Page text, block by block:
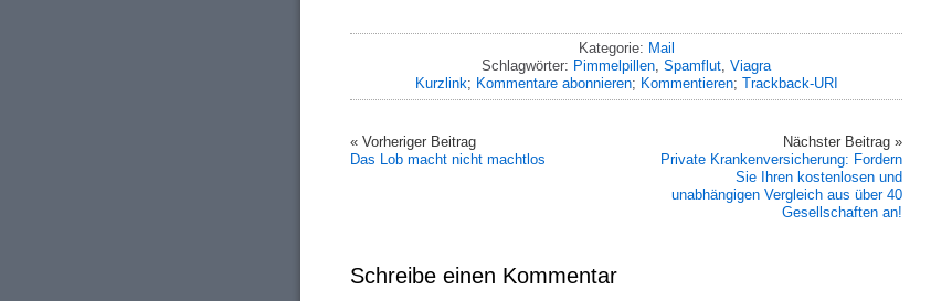
Kategorie: Mail
Schlagwörter: Pimmelpillen, Spamflut, Viagra
Kurzlink; Kommentare abonnieren; Kommentieren; Trackback-URI
« Vorheriger Beitrag
Das Lob macht nicht machtlos
Nächster Beitrag »
Private Krankenversicherung: Fordern
Sie Ihren kostenlosen und
unabhängigen Vergleich aus über 40
Gesellschaften an!
Schreibe einen Kommentar